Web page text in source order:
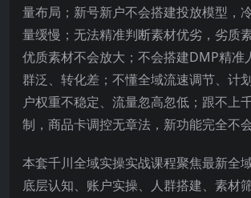
量布局；新号新户不会搭建投放模型，
量缓慢；无法精准判断素材优劣，劣质
优质素材不会放大；不会搭建DMP精准
群泛、转化差；不懂全域流速调节、计
户权重不稳定、流量忽高忽低；跟不上
制，商品卡调控无章法，新功能完全不会
本套千川全域实操实战课程聚焦最新全
底层认知、账户实操、人群搭建、素材